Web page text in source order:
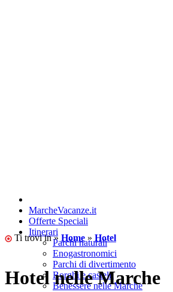
MarcheVacanze.it
Offerte Speciali
Itinerari
Parchi naturali
Enogastronomici
Parchi di divertimento
Borghi e castelli
Benessere nelle Marche
Ti trovi in » Home » Hotel
Hotel nelle Marche